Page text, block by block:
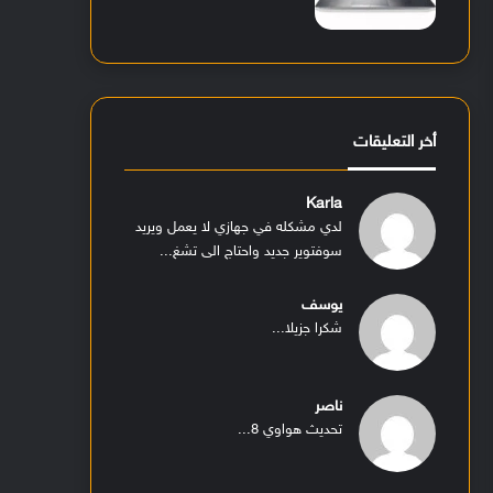
أخر التعليقات
Karla
لدي مشكله في جهازي لا يعمل ويريد
سوفتوير جديد واحتاج الى تشغ...
يوسف
شكرا جزيلا...
ناصر
تحديث هواوي 8...